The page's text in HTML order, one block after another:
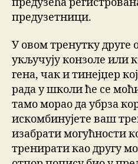
предузетници.
У овом тренутку друге
укључују конзоле или
гена, чак и тинејџер
рада у школи ће се
тамо морао да убрза
искомбинујете ваш
изабрати могућности
тренирати као другу